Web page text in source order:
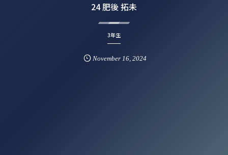
24 肥後 拓未
3年生
November 16, 2024